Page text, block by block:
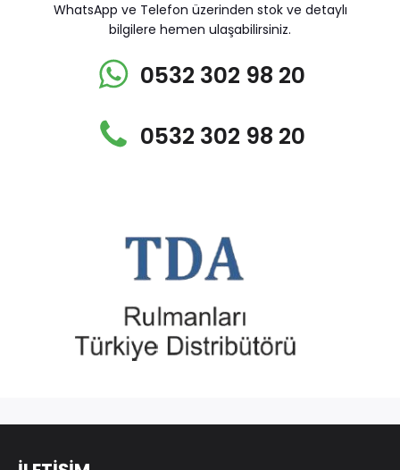
WhatsApp ve Telefon üzerinden stok ve detaylı
bilgilere hemen ulaşabilirsiniz.
0532 302 98 20
0532 302 98 20